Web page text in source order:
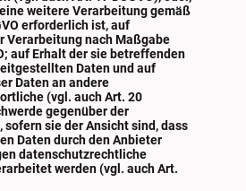
weitere Verarbeitung gemäß
erforderlich ist, auf
Verarbeitung nach Maßgabe
auf Erhalt der sie betreffenden
Daten und auf
Daten an andere
(vgl. auch Art. 20
gegenüber der
sie der Ansicht sind, dass
Daten durch den Anbieter
datenschutzrechtliche
werden (vgl. auch Art.